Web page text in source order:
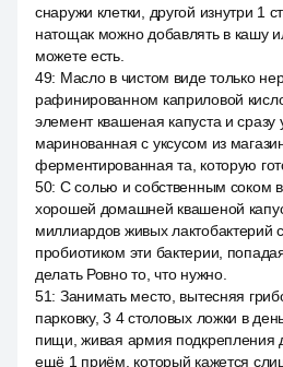
снаружи клетки, другой изнутри 1
натощак можно добавлять в кашу
можете есть.
49: Масло в чистом виде только
рафинированном каприловой
элемент квашеная капуста и сразу
маринованная с уксусом из
ферментированная та, которую
50: С солью и собственным соком в
хорошей домашней квашеной
миллиардов живых лактобактерий
пробиотиком эти бактерии,
делать Ровно то, что нужно.
51: Занимать место, вытесняя
парковку, 3 4 столовых ложки в
пищи, живая армия подкрепления
ещё 1 приём, который кажется